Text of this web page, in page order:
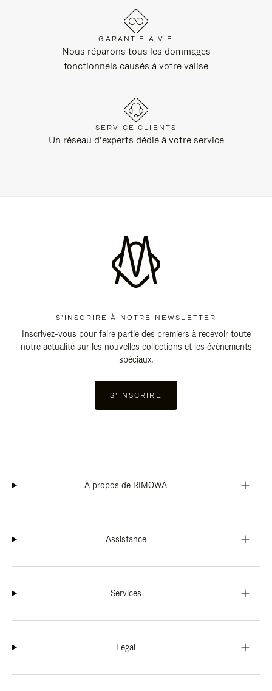
GARANTIE À VIE
Nous réparons tous les dommages
fonctionnels causés à votre valise
SERVICE CLIENTS
Un réseau d’experts dédié à votre service
S'INSCRIRE À NOTRE NEWSLETTER
Inscrivez-vous pour faire partie des premiers à recevoir toute
notre actualité sur les nouvelles collections et les évènements
spéciaux.
S'INSCRIRE
À propos de RIMOWA
Assistance
Services
Legal